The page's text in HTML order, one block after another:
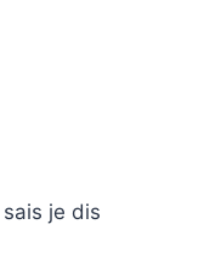
je dis